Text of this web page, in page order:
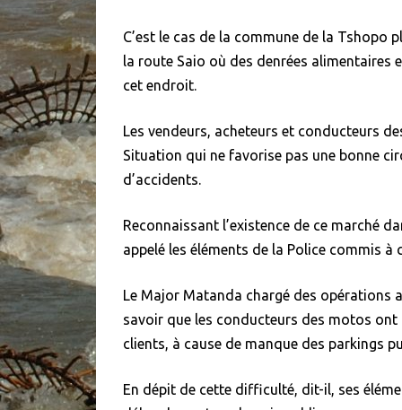
C’est le cas de la commune de la Tshopo
la route Saio où des denrées alimentaires
cet endroit.
Les vendeurs, acheteurs et conducteurs
Situation qui ne favorise pas une bonne
d’accidents.
Reconnaissant l’existence de ce marché
appelé les éléments de la Police commis
Le Major Matanda chargé des opérations
savoir que les conducteurs des motos
clients, à cause de manque des parkings
En dépit de cette difficulté, dit-il, ses